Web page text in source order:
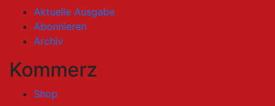
Aktuelle Ausgabe
Abonnieren
Archiv
Kommerz
Shop